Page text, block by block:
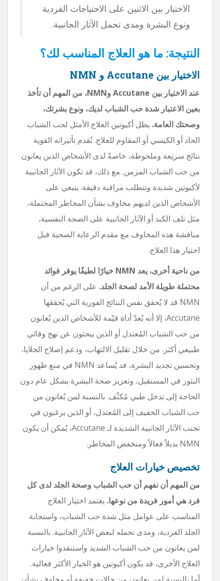
الاختيار بين الاثنين على الاحتياجات الفردية
ونوع البشرة ومدى تحمل الآثار الجانبية.
النتيجة: ما هو العلاج المناسب لك؟
الاختيار بين Accutane و NMN
عند الاختيار بين Accutane وNMN، من المهم أن تأخذ
بعين الاعتبار شدة حب الشباب لديك، ونوع بشرتك،
وصحتك العامة. يظل أكيوتين العلاج الأمثل لحب الشباب
الحاد أو الكيسي أو المقاوم للعلاج. تُقدم تأثيراته القوية
نتائج سريعة وملحوظة، خاصةً لدى الأشخاص الذين يعانون
من حب الشباب المزمن. مع ذلك، قد تكون الآثار الجانبية
لأكيوتين شديدة وتتطلب مراقبة دقيقة. ينبغي على
الأشخاص الذين لديهم مخاوف بشأن المخاطر المحتملة،
مثل تلف الكبد أو الآثار الجانبية على الصحة النفسية،
مناقشة هذه المخاوف مع مقدم الرعاية الصحية قبل
اختيار هذا العلاج.
من ناحية أخرى، يعد NMN خيارًا لطيفًا يوفر فوائد
محتملة طويلة الأمد لصحة الجلد. على الرغم من أن
NMN قد لا يُحقق نفس النتائج الفورية التي يُحققها
Accutane، إلا أنه يُعدّ أداة قيّمة للأشخاص الذين يُعانون
من حب الشباب المُعتدل أو الذين يبحثون عن نهج وقائي
طبيعي أكثر. من خلال تقليل الالتهاب، ودعم إصلاح الخلايا،
وتحسين تجديد البشرة، قد يُساعد NMN في منع ظهور
البثور في المستقبل، وتعزيز صحة البشرة بشكل عام دون
الحاجة إلى تدخل طبي مُكثّف. بالنسبة لمن يُعانون من
حب الشباب الخفيف إلى المُعتدل، أو الذين يرغبون في
تجنب الآثار الجانبية الشديدة لـ Accutane، يُمكن أن يكون
NMN بديلاً فعالاً ومنخفض المخاطر.
تخصيص خيارات العلاج
من المهم أن نفهم أن حب الشباب وصحة الجلد لدى كل
فرد هي أمور فريدة من نوعها. يعتمد اختيار العلاج
المناسب على عوامل مثل شدة حب الشباب، واستجابة
الجلد الفردية، ومدى تحمله لبعض الآثار الجانبية. بالنسبة
لمن يعانون من حب الشباب الشديد واستنفدوا خيارات
العلاج الأخرى، قد يكون أكيوتين هو الخيار الأكثر فعالية.
أما بالنسبة لمن يعانون من حالات خفيفة أو مخاوف بشأن